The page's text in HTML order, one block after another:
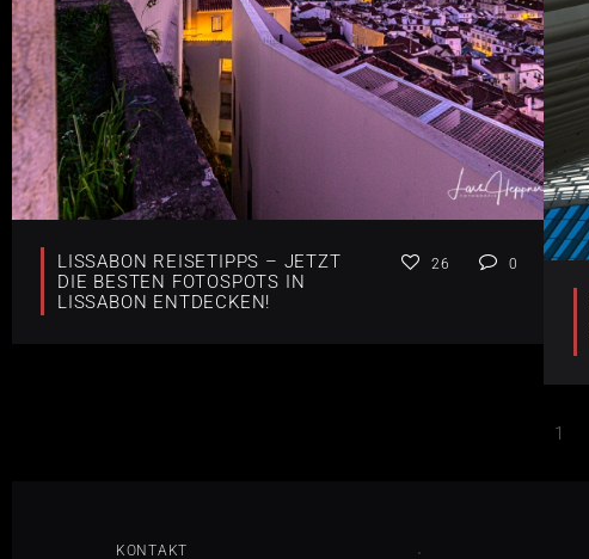
LISSABON REISETIPPS – JETZT
DIE BESTEN FOTOSPOTS IN
LISSABON ENTDECKEN!
26 0
1
KONTAKT